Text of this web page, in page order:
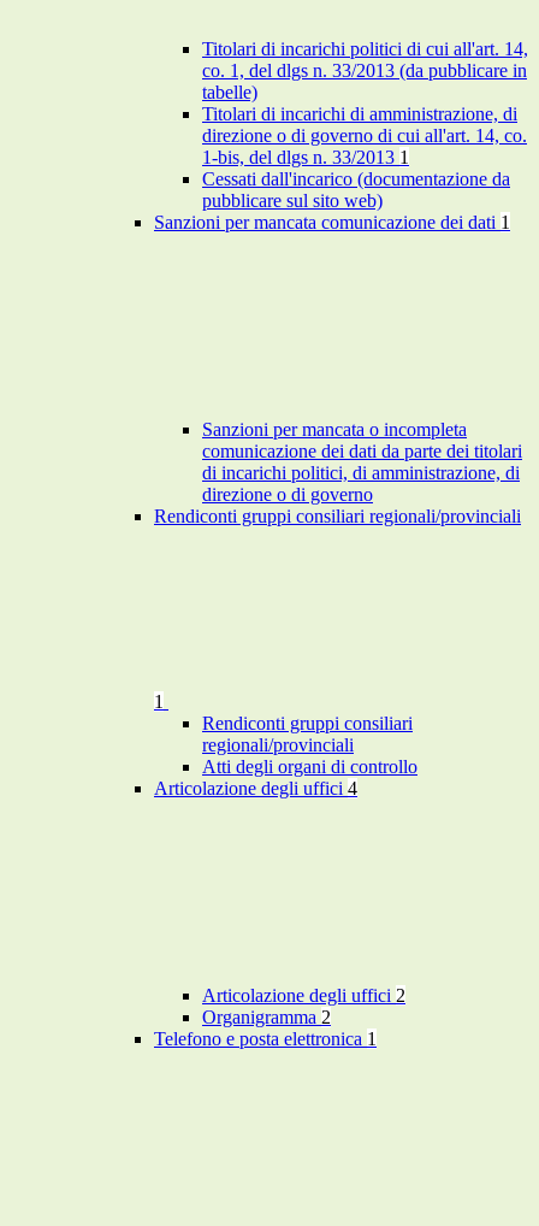
Titolari di incarichi politici di cui all'art. 14,
co. 1, del dlgs n. 33/2013 (da pubblicare in
tabelle)
Titolari di incarichi di amministrazione, di
direzione o di governo di cui all'art. 14, co.
1-bis, del dlgs n. 33/2013 1
Cessati dall'incarico (documentazione da
pubblicare sul sito web)
Sanzioni per mancata comunicazione dei dati 1
Sanzioni per mancata o incompleta
comunicazione dei dati da parte dei titolari
di incarichi politici, di amministrazione, di
direzione o di governo
Rendiconti gruppi consiliari regionali/provinciali
1
Rendiconti gruppi consiliari
regionali/provinciali
Atti degli organi di controllo
Articolazione degli uffici 4
Articolazione degli uffici 2
Organigramma 2
Telefono e posta elettronica 1